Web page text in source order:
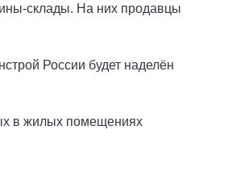
склады. На них продавцы
России будет наделён
в жилых помещениях